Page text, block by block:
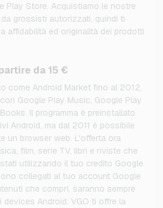
Play Store. Acquistiamo le nostre
grossisti autorizzati, quindi ti
affidabilità ed originalità dei prodotti
da 15 €
come Android Market fino al 2012,
Google Play Music, Google Play
Il programma è preinstallato
Android, ma dal 2011 è possibile
un browser web. L'offerta ora
film, serie TV, libri e riviste che
utilizzando il tuo credito Google
collegati al tuo account Google
che compri, saranno sempre
Android. VGO ti offre la